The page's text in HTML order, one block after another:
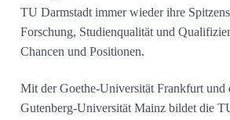
TU Darmstadt immer wieder ihre
Forschung, Studienqualität und
Chancen und Positionen.
Mit der Goethe-Universität Frankfurt und
Gutenberg-Universität Mainz bildet die